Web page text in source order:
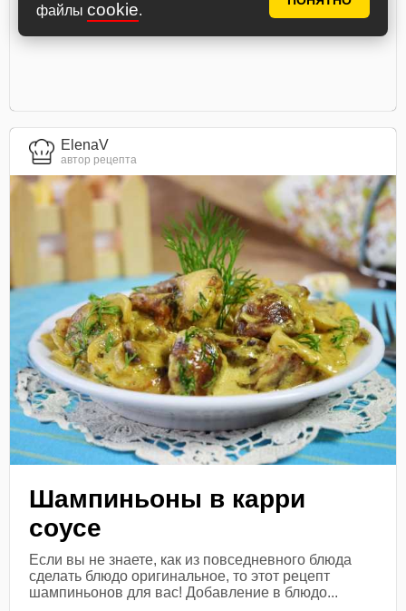
файлы cookie.
ElenaV
автор рецепта
Шампиньоны в карри
соусе
Если вы не знаете, как из повседневного блюда
сделать блюдо оригинальное, то этот рецепт
шампиньонов для вас! Добавление в блюдо...